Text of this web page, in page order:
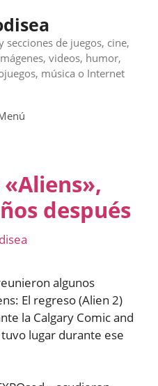
de juegos, cine,
videos, humor,
música o Internet
después
algunos
El regreso (Alien 2)
la Calgary Comic and
lugar durante ese